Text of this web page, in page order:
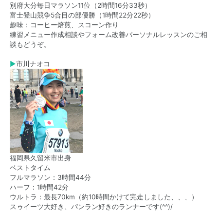
別府大分毎日マラソン11位（2時間16分33秒）
富士登山競争5合目の部優勝（1時間22分22秒）
趣味：コーヒー焙煎、スコーン作り
練習メニュー作成相談やフォーム改善パーソナルレッスンのご相
談もどうぞ。
▶市川ナオコ
福岡県久留米市出身
ベストタイム
フルマラソン：3時間44分
ハーフ：1時間42分
ウルトラ：最長70km（約10時間かけて完走しました、、、）
スゥイーツ大好き、パンラン好きのランナーです(^^)/